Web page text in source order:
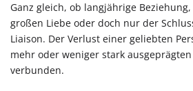
Ganz gleich, ob langjährige
großen Liebe oder doch nur der
Liaison. Der Verlust einer geliebten
mehr oder weniger stark
verbunden.